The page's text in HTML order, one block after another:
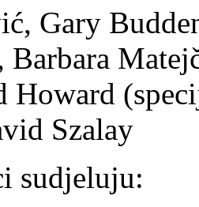
Gary
Barbara
Howard
Szalay
sudjeluju: